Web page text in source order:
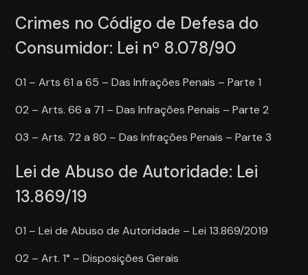
Crimes no Código de Defesa do
Consumidor: Lei nº 8.078/90
01 – Arts 61 a 65 – Das Infrações Penais – Parte 1
02 – Arts. 66 a 71 – Das Infrações Penais – Parte 2
03 – Arts. 72 a 80 – Das Infrações Penais – Parte 3
Lei de Abuso de Autoridade: Lei
13.869/19
01 – Lei de Abuso de Autoridade – Lei 13.869/2019
02 – Art. 1° – Disposições Gerais